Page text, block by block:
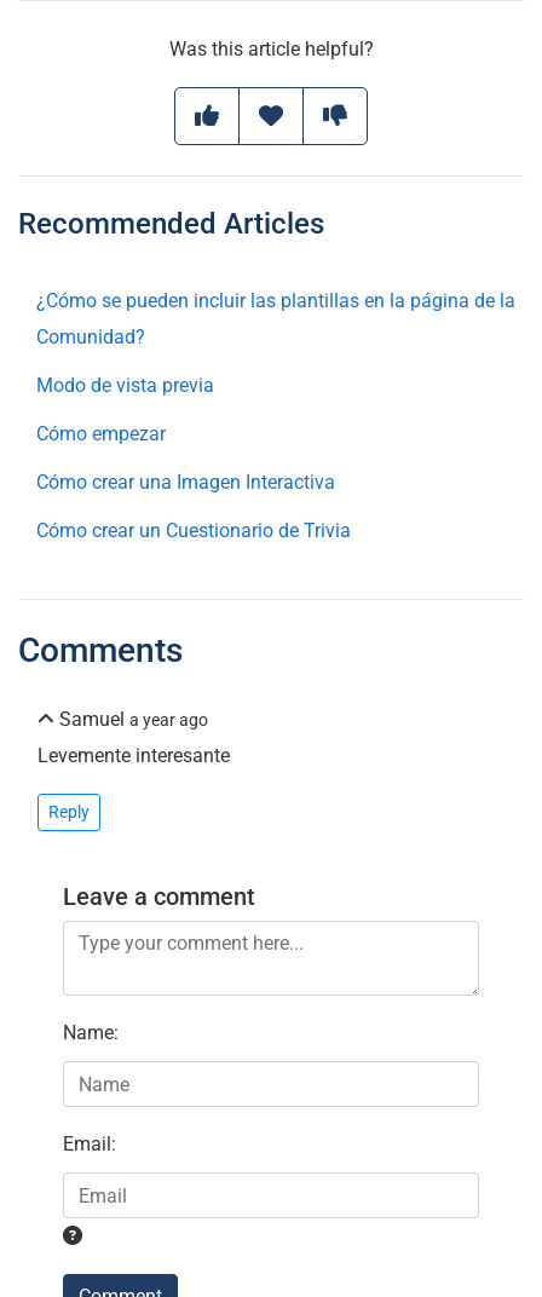
Was this article helpful?
Recommended Articles
¿Cómo se pueden incluir las plantillas en la página de la
Comunidad?
Modo de vista previa
Cómo empezar
Cómo crear una Imagen Interactiva
Cómo crear un Cuestionario de Trivia
Comments
Samuel a year ago
Levemente interesante
Reply
Leave a comment
Name:
Email :